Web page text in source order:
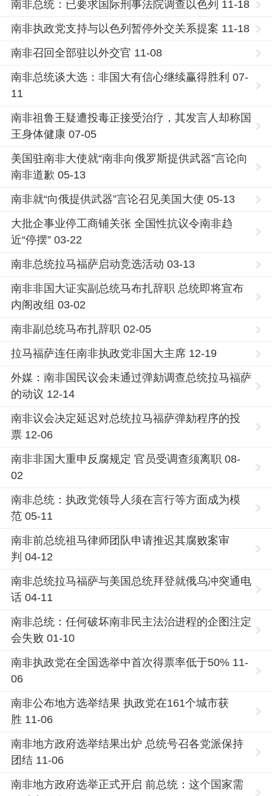
南非总统：已要求国际刑事法院调查以色列 11-18
南非执政党支持与以色列暂停外交关系提案 11-18
南非召回全部驻以外交官 11-08
南非总统谈大选：非国大有信心继续赢得胜利 07-
11
南非祖鲁王疑遭投毒正接受治疗，其发言人却称国
王身体健康 07-05
美国驻南非大使就“南非向俄罗斯提供武器”言论向
南非道歉 05-13
南非就“向俄提供武器”言论召见美国大使 05-13
大批企事业停工商铺关张 全国性抗议令南非趋
近“停摆” 03-22
南非总统拉马福萨启动竞选活动 03-13
南非非国大证实副总统马布扎辞职 总统即将宣布
内阁改组 03-02
南非副总统马布扎辞职 02-05
拉马福萨连任南非执政党非国大主席 12-19
外媒：南非国民议会未通过弹劾调查总统拉马福萨
的动议 12-14
南非议会决定延迟对总统拉马福萨弹劾程序的投
票 12-06
南非非国大重申反腐规定 官员受调查须离职 08-
02
南非总统：执政党领导人须在言行等方面成为模
范 05-11
南非前总统祖马律师团队申请推迟其腐败案审
判 04-12
南非总统拉马福萨与美国总统拜登就俄乌冲突通电
话 04-11
南非总统：任何破坏南非民主法治进程的企图注定
会失败 01-10
南非执政党在全国选举中首次得票率低于50% 11-
06
南非公布地方选举结果 执政党在161个城市获
胜 11-06
南非地方政府选举结果出炉 总统号召各党派保持
团结 11-06
南非地方政府选举正式开启 前总统：这个国家需